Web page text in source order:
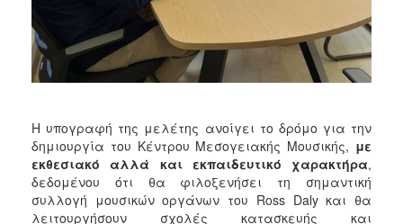
ΠΟΛΙΤΙΣΜΟΣ
ΠΟΛΗΗ υπογραφή της μελέτης ανοίγει το δρόμο για την
δημιουργία του Κέντρου Μεσογειακής Μουσικής, με
εκθεσιακό αλλά και εκπαιδευτικό χαρακτήρα,
δεδομένου ότι θα φιλοξενήσει τη σημαντική
συλλογή μουσικών οργάνων του Ross Daly και θα
λειτουργήσουν σχολές κατασκευής και